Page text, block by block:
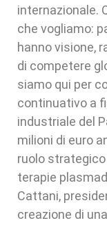
internazionale.
che vogliamo:
hanno visione,
di competere
siamo qui per
continuativo a
industriale del
milioni di euro
ruolo
terapie
Cattani,
creazione di